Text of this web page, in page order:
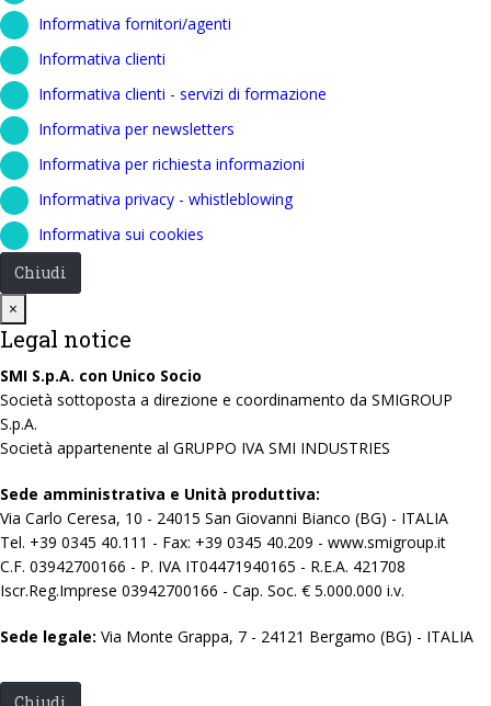
Informativa fornitori/agenti
Informativa clienti
Informativa clienti - servizi di formazione
Informativa per newsletters
Informativa per richiesta informazioni
Informativa privacy - whistleblowing
Informativa sui cookies
Chiudi
×
Legal notice
SMI S.p.A. con Unico Socio
Società sottoposta a direzione e coordinamento da SMIGROUP
S.p.A.
Società appartenente al GRUPPO IVA SMI INDUSTRIES
Sede amministrativa e Unità produttiva:
Via Carlo Ceresa, 10 - 24015 San Giovanni Bianco (BG) - ITALIA
Tel. +39 0345 40.111 - Fax: +39 0345 40.209 - www.smigroup.it
C.F. 03942700166 - P. IVA IT04471940165 - R.E.A. 421708
Iscr.Reg.Imprese 03942700166 - Cap. Soc. € 5.000.000 i.v.
Sede legale: Via Monte Grappa, 7 - 24121 Bergamo (BG) - ITALIA